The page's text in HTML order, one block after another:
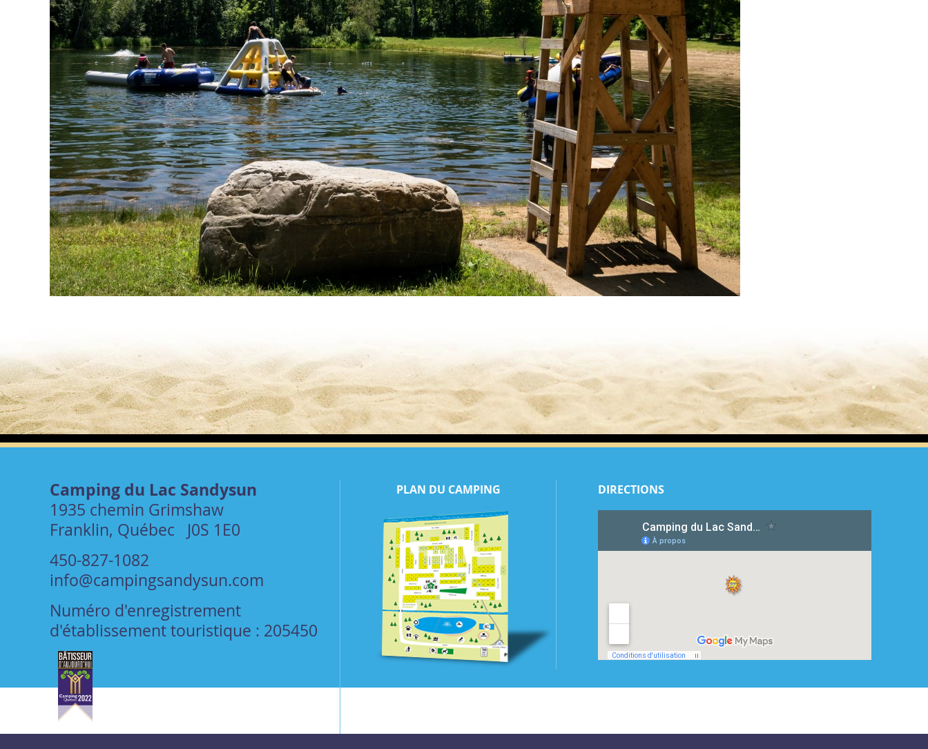
Camping du Lac Sandysun
1935 chemin Grimshaw
Franklin, Québec J0S 1E0
450-827-1082
info@campingsandysun.com
Numéro d'enregistrement
d'établissement touristique : 205450
PLAN DU CAMPING DIRECTIONS